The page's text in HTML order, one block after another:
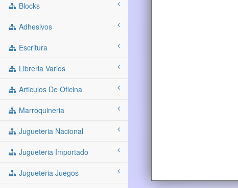
Blocks
Adhesivos
Escritura
Libreria Varios
Articulos De Oficina
Marroquineria
Jugueteria Nacional
Jugueteria Importado
Jugueteria Juegos